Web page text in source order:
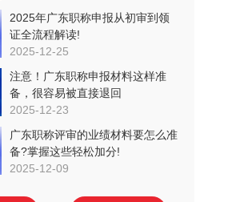
2025年广东职称申报从初审到领
证全流程解读!
2025-12-25
注意！广东职称申报材料这样准
备，很容易被直接退回
2025-12-23
广东职称评审的业绩材料要怎么准
备?掌握这些轻松加分!
2025-12-09